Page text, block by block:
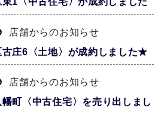
店舗からのお知らせ
古庄6〈土地〉が成約しました★
店舗からのお知らせ
幡町〈中古住宅〉を売り出しまし